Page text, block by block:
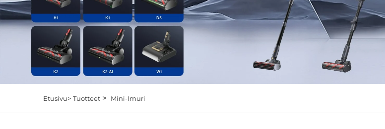
Etusivu> Tuotteet > Mini-Imuri